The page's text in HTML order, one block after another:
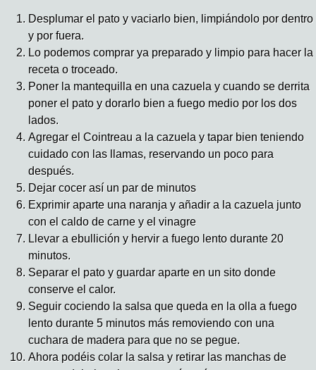
Desplumar el pato y vaciarlo bien, limpiándolo por dentro
y por fuera.
Lo podemos comprar ya preparado y limpio para hacer la
receta o troceado.
Poner la mantequilla en una cazuela y cuando se derrita
poner el pato y dorarlo bien a fuego medio por los dos
lados.
Agregar el Cointreau a la cazuela y tapar bien teniendo
cuidado con las llamas, reservando un poco para
después.
Dejar cocer así un par de minutos
Exprimir aparte una naranja y añadir a la cazuela junto
con el caldo de carne y el vinagre
Llevar a ebullición y hervir a fuego lento durante 20
minutos.
Separar el pato y guardar aparte en un sito donde
conserve el calor.
Seguir cociendo la salsa que queda en la olla a fuego
lento durante 5 minutos más removiendo con una
cuchara de madera para que no se pegue.
Ahora podéis colar la salsa y retirar las manchas de